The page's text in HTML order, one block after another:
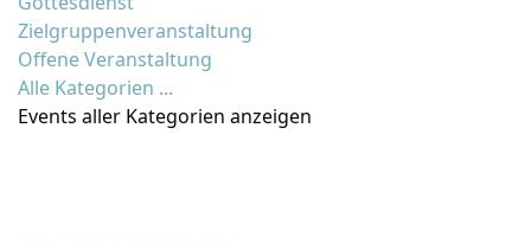
Zielgruppenveranstaltung
Offene Veranstaltung
Alle Kategorien ...
Events aller Kategorien anzeigen